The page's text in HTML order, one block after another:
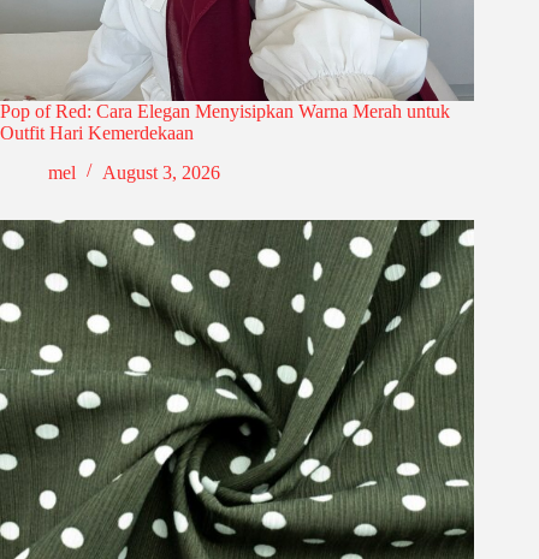
Pop of Red: Cara Elegan Menyisipkan Warna Merah untuk
Outfit Hari Kemerdekaan
mel
August 3, 2026